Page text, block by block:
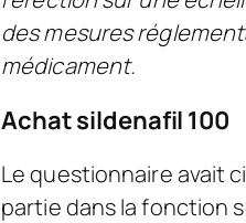
des mesures
médicament.
Achat sildenafil 100
Le questionnaire avait
partie dans la fonction